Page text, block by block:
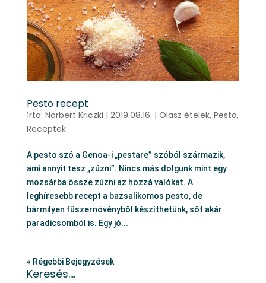
Pesto recept
írta: Norbert Kriczki | 2019.08.16. | Olasz ételek, Pesto,
Receptek
A pesto szó a Genoa-i „pestare” szóból származik,
ami annyit tesz „zúzni”. Nincs más dolgunk mint egy
mozsárba össze zúzni az hozzá valókat. A
leghíresebb recept a bazsalikomos pesto, de
bármilyen fűszernövényből készíthetünk, sőt akár
paradicsomból is. Egy jó...
« Régebbi Bejegyzések
Keresés….